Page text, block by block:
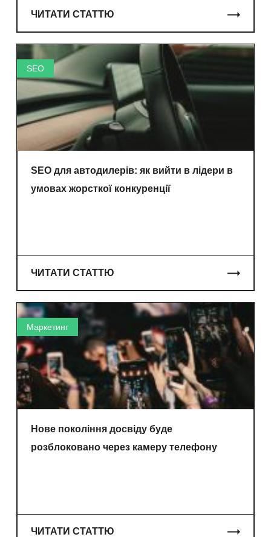
ЧИТАТИ СТАТТЮ
SEO
SEO для автодилерів: як вийти в лідери в
умовах жорсткої конкуренції
ЧИТАТИ СТАТТЮ
Маркетинг
Нове покоління досвіду буде
розблоковано через камеру телефону
ЧИТАТИ СТАТТЮ